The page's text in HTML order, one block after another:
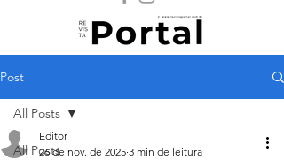
Post
All Posts
All Posts
Editor
26 de nov. de 2025 3 min de leitura